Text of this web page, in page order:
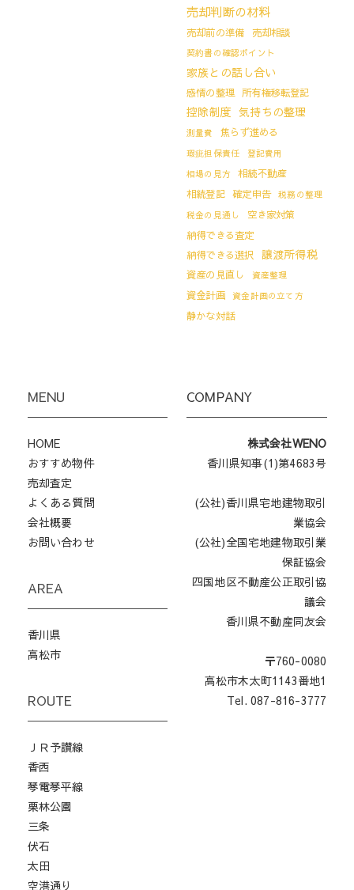
売却判断の材料
売却前の準備 売却相談
契約書の確認ポイント
家族との話し合い
感情の整理 所有権移転登記
控除制度 気持ちの整理
測量費 焦らず進める
瑕疵担保責任
登記費用
相場の見方
相続不動産
相続登記 確定申告
税務の整理
税金の見通し
空き家対策
納得できる査定
納得できる選択 譲渡所得税
資産の見直し 資産整理
資金計画 資金計画の立て方
静かな対話
MENU
HOME
おすすめ物件
売却査定
よくある質問
会社概要
お問い合わせ
AREA
香川県
高松市
ROUTE
ＪＲ予讃線
香西
琴電琴平線
栗林公園
三条
伏石
太田
空港通り
COMPANY
株式会社WENO
香川県知事(1)第4683号
(公社)香川県宅地建物取引
業協会
(公社)全国宅地建物取引業
保証協会
四国地区不動産公正取引協
議会
香川県不動産同友会
〒760-0080
高松市木太町1143番地1
Tel. 087-816-3777